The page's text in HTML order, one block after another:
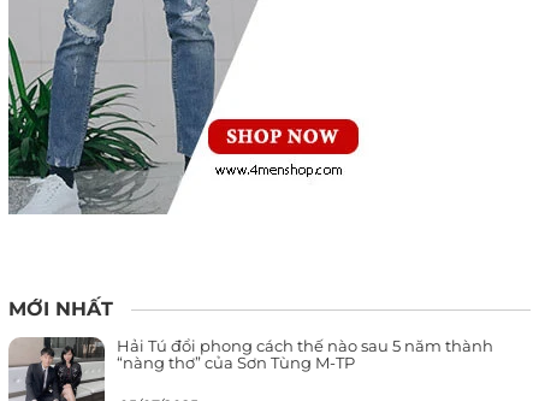
MỚI NHẤT
Hải Tú đổi phong cách thế nào sau 5 năm thành
“nàng thơ” của Sơn Tùng M-TP